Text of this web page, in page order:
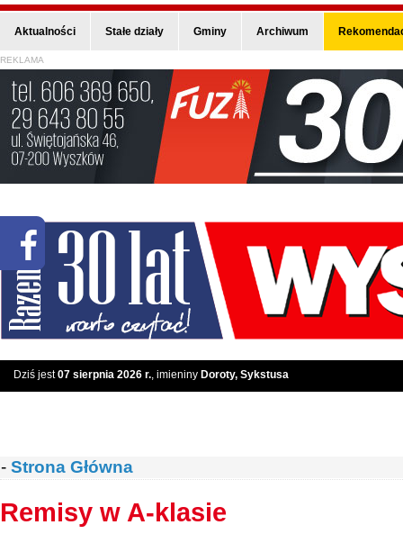
Aktualności Stałe działy Gminy Archiwum
REKLAMA
Dziś jest07 sierpnia 2026 r., imieniny Doroty, Sykstusa
- Strona Główna
Remisy w A-klasie